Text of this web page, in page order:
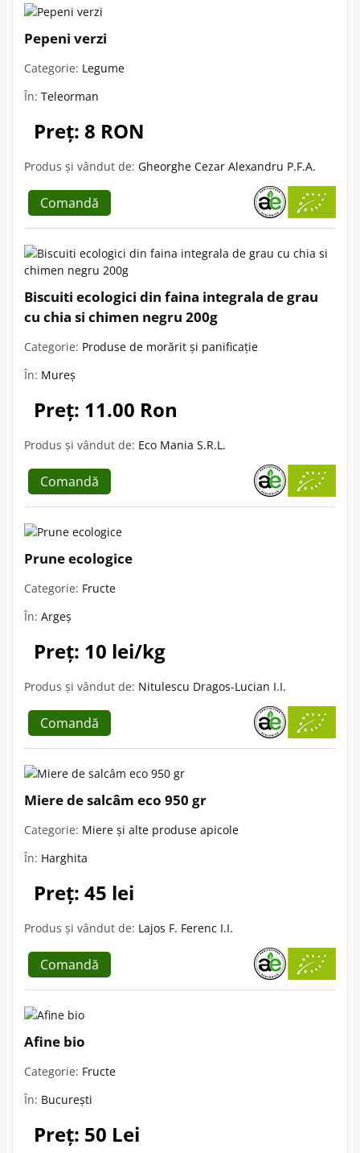
Pepeni verzi
Categorie: Legume
În: Teleorman
Preț: 8 RON
Produs și vândut de: Gheorghe Cezar Alexandru P.F.A.
Comandă
Biscuiti ecologici din faina integrala de grau
cu chia si chimen negru 200g
Categorie: Produse de morărit și panificație
În: Mureș
Preț: 11.00 Ron
Produs și vândut de: Eco Mania S.R.L.
Comandă
Prune ecologice
Categorie: Fructe
În: Argeș
Preț: 10 lei/kg
Produs și vândut de: Nitulescu Dragos-Lucian I.I.
Comandă
Miere de salcâm eco 950 gr
Categorie: Miere și alte produse apicole
În: Harghita
Preț: 45 lei
Produs și vândut de: Lajos F. Ferenc I.I.
Comandă
Afine bio
Categorie: Fructe
În: București
Preț: 50 Lei